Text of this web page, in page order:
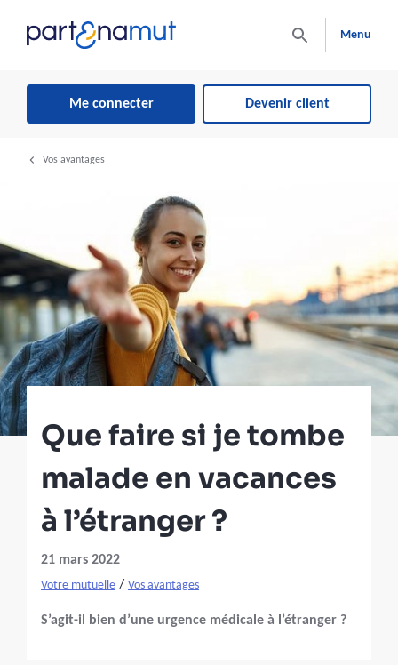
Menu
Me connecter Devenir client
Vos avantages
Que faire si je tombe
malade en vacances
à l’étranger ?
21 mars 2022
Votre mutuelle / Vos avantages
S’agit-il bien d’une urgence médicale à l’étranger ?